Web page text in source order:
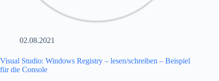
02.08.2021
Visual Studio: Windows Registry – lesen/schreiben – Beispiel
für die Console